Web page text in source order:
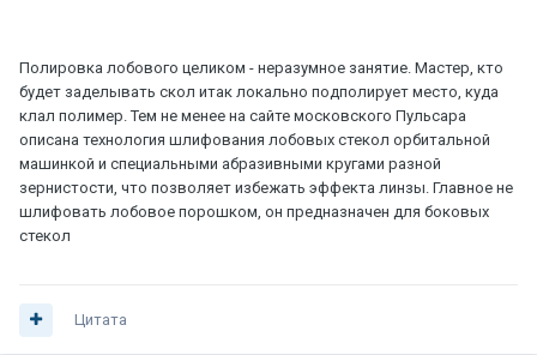
Полировка лобового целиком - неразумное занятие. Мастер, кто
будет заделывать скол итак локально подполирует место, куда
клал полимер. Тем не менее на сайте московского Пульсара
описана технология шлифования лобовых стекол орбитальной
машинкой и специальными абразивными кругами разной
зернистости, что позволяет избежать эффекта линзы. Главное не
шлифовать лобовое порошком, он предназначен для боковых
стекол
Цитата